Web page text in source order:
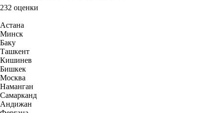
232 оценки
Астана
Минск
Баку
Ташкент
Кишинев
Бишкек
Москва
Наманган
Самарканд
Андижан